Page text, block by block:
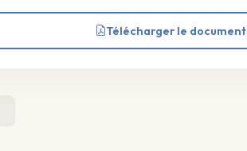
Télécharger le document